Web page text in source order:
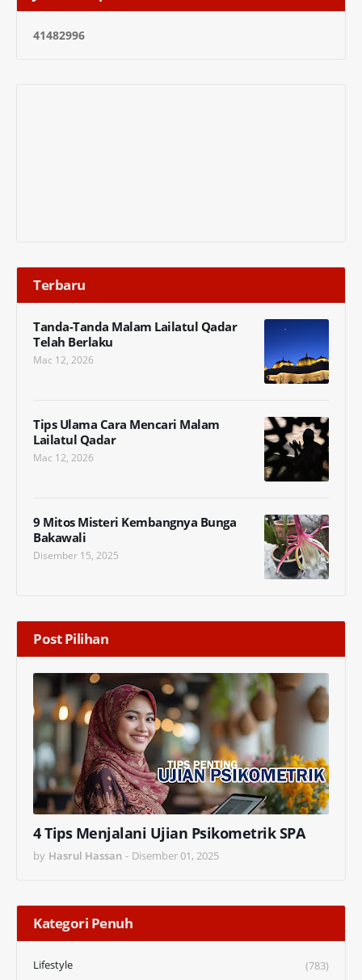
41482996
Terbaru
Tanda-Tanda Malam Lailatul Qadar
Telah Berlaku
Mac 12, 2026
Tips Ulama Cara Mencari Malam
Lailatul Qadar
Mac 12, 2026
9 Mitos Misteri Kembangnya Bunga
Bakawali
Disember 15, 2025
Post Pilihan
4 Tips Menjalani Ujian Psikometrik SPA
by Hasrul Hassan - Disember 01, 2025
Kategori Penuh
Lifestyle
(783)